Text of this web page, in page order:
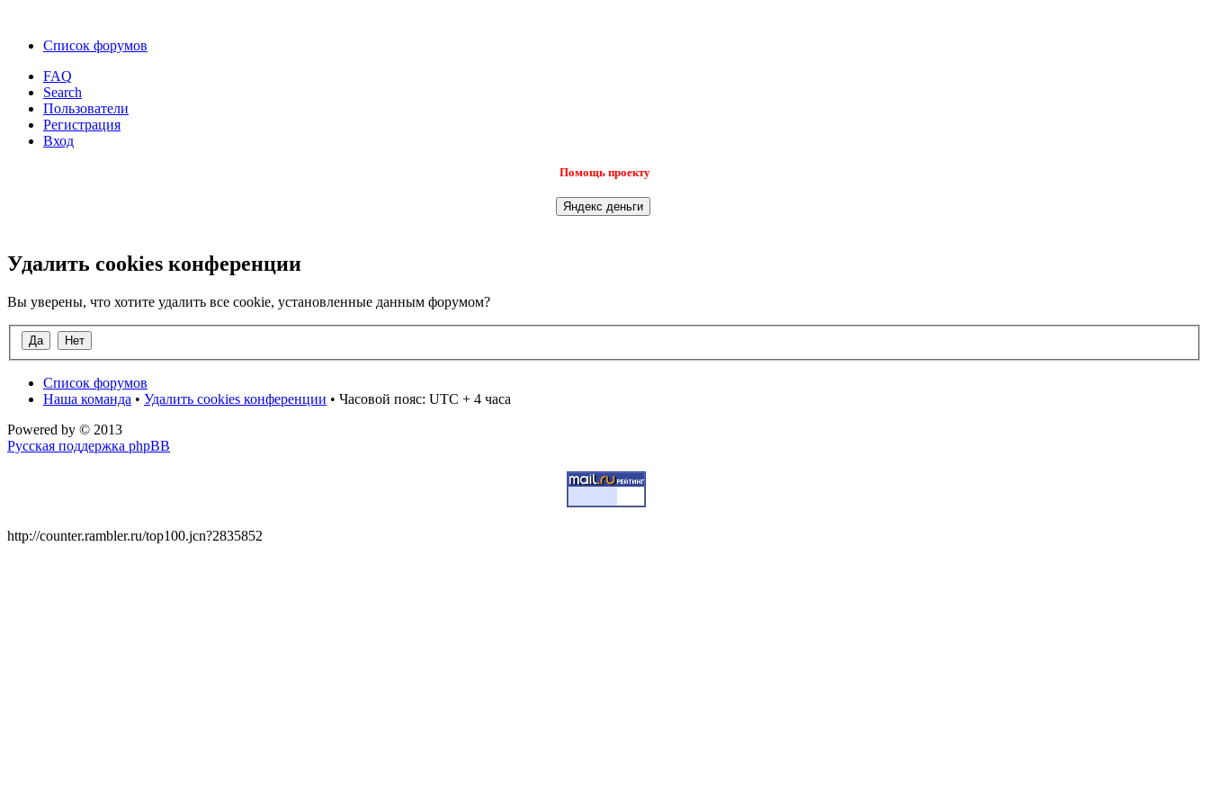
Список форумов
FAQ
Search
Пользователи
Регистрация
Вход
Помощь проекту
Удалить cookies конференции
Вы уверены, что хотите удалить все cookie, установленные данным форумом?
Список форумов
Наша команда • Удалить cookies конференции • Часовой пояс: UTC + 4 часа
Powered by © 2013
Русская поддержка phpBB
http://counter.rambler.ru/top100.jcn?2835852